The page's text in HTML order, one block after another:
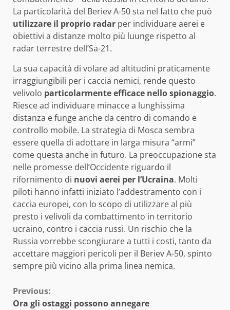
La particolarità del Beriev A-50 sta nel fatto che può
utilizzare il proprio radar per individuare aerei e
obiettivi a distanze molto più luunge rispetto al
radar terrestre dell’Sa-21.
La sua capacità di volare ad altitudini praticamente
irraggiungibili per i caccia nemici, rende questo
velivolo particolarmente efficace nello spionaggio.
Riesce ad individuare minacce a lunghissima
distanza e funge anche da centro di comando e
controllo mobile. La strategia di Mosca sembra
essere quella di adottare in larga misura “armi”
come questa anche in futuro. La preoccupazione sta
nelle promesse dell’Occidente riguardo il
rifornimento di nuovi aerei per l’Ucraina. Molti
piloti hanno infatti iniziato l’addestramento con i
caccia europei, con lo scopo di utilizzare al più
presto i velivoli da combattimento in territorio
ucraino, contro i caccia russi. Un rischio che la
Russia vorrebbe scongiurare a tutti i costi, tanto da
accettare maggiori pericoli per il Beriev A-50, spinto
sempre più vicino alla prima linea nemica.
Continue
Previous:
Ora gli ostaggi possono annegare